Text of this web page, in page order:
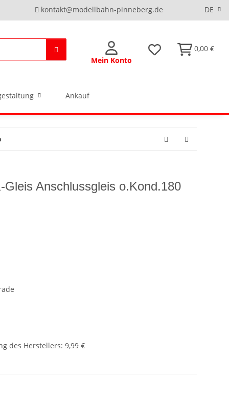
DE
kontakt@modellbahn-pinneberg.de
Mein Konto
0,00 €
Ankauf
Gleis Anschlussgleis o.Kond.180
des Herstellers: 9,99 €